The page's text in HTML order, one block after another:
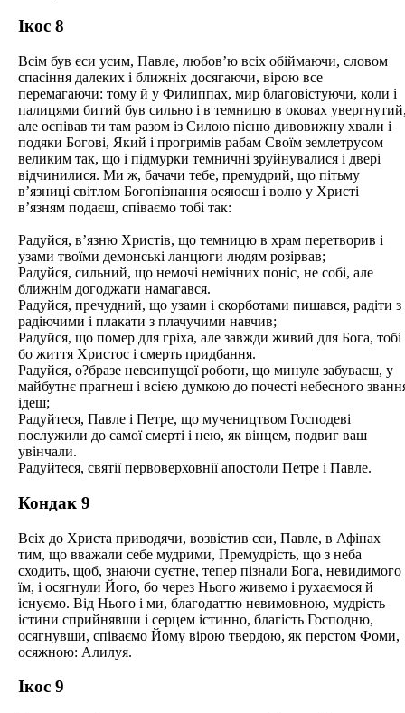
Ікос 8
Всім був єси усим, Павле, любов’ю всіх обіймаючи, словом
спасіння далеких і ближніх досягаючи, вірою все
перемагаючи: тому й у Филиппах, мир благовістуючи, коли і
палицями битий був сильно і в темницю в оковах
але оспівав ти там разом із Силою пісню дивовижну хвали і
подяки Богові, Який і прогримів рабам Своїм землетрусом
великим так, що і підмурки темничні зруйнувалися і двері
відчинилися. Ми ж, бачачи тебе, премудрий, що пітьму
в’язниці світлом Богопізнання осяюєш і волю у Христі
в’язням подаєш, співаємо тобі так:
Радуйся, в’язню Христів, що темницю в храм перетворив і
узами твоїми демонські ланцюги людям розірвав;
Радуйся, сильний, що немочі немічних поніс, не собі, але
ближнім догоджати намагався.
Радуйся, пречудний, що узами і скорботами пишався, радіти з
радіючими і плакати з плачучими навчив;
Радуйся, що помер для гріха, але завжди живий для Бога, тобі
бо життя Христос і смерть придбання.
Радуйся, о?бразе невсипущої роботи, що минуле забуваєш, у
майбутнє прагнеш і всією думкою до почесті небесного
ідеш;
Радуйтеся, Павле і Петре, що мучеництвом Господеві
послужили до самої смерті і нею, як вінцем, подвиг ваш
увінчали.
Радуйтеся, святії первоверховнії апостоли Петре і Павле.
Кондак 9
Всіх до Христа приводячи, возвістив єси, Павле, в Афінах
тим, що вважали себе мудрими, Премудрість, що з неба
сходить, щоб, знаючи суєтне, тепер пізнали Бога, невидимого
їм, і осягнули Його, бо через Нього живемо і рухаємося й
існуємо. Від Нього і ми, благодаттю невимовною, мудрість
істини сприйнявши і серцем істинно, благість Господню,
осягнувши, співаємо Йому вірою твердою, як перстом Фоми,
осяжною: Алилуя.
Ікос 9